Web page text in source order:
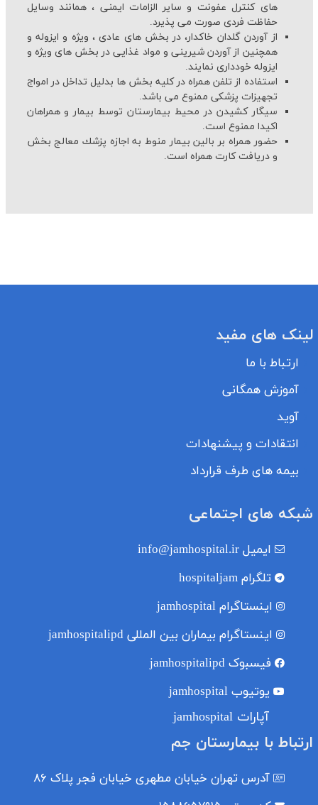
های كنترل عفونت و سایر الزامات ایمنی ، همانند وسایل
حفاظت فردی صورت می پذیرد.
از آوردن گلدان خاكدار، در بخش های عادی ، ویژه و ایزوله و
همچنین از آوردن شیرینی و مواد غذایی در بخش های ویژه و
ایزوله خودداری نمایند.
استفاده از تلفن همراه در كلیه بخش ها بدلیل تداخل در امواج
تجهیزات پزشكی ممنوع می باشد.
سیگار كشیدن در محیط بیمارستان توسط بیمار و همراهان
اكیدا ممنوع است.
حضور همراه بر بالین بیمار منوط به اجازه پزشك معالج بخش
و دریافت كارت همراه است.
لینک های مفید
ارتباط با ما
آموزش همگانی
آوید
انتقادات و پیشنهادات
بیمه های طرف قرارداد
شبکه های اجتماعی
ایمیل info@jamhospital.ir
تلگرام hospitaljam
اینستاگرام jamhospital
اینستاگرام بیماران بین المللی jamhospitalipd
فیسبوک jamhospitalipd
یوتیوب jamhospital
آپارات jamhospital
ارتباط با بیمارستان جم
آدرس تهران خیابان مطهری خیابان فجر پلاک ۸۶